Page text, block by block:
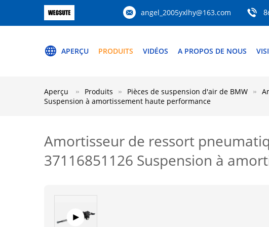
angel_2005yxlhy@163.com
APERÇU PRODUITS VIDÉOS A PROPOS DE NOUS
Aperçu Produits Pièces de suspension d'air de BMW
Suspension à amortissement haute performance
Amortisseur de ressort
37116851126 Suspension à